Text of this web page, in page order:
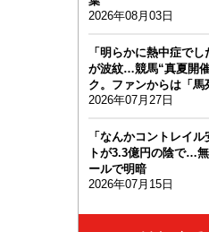
2026年08月03日
「明らかに熱中症で
が波紋…競馬“真夏開
ク。ファンからは「馬
2026年07月27日
「なんかコントレイ
トが3.3億円の陰で…
ールで明暗
2026年07月15日